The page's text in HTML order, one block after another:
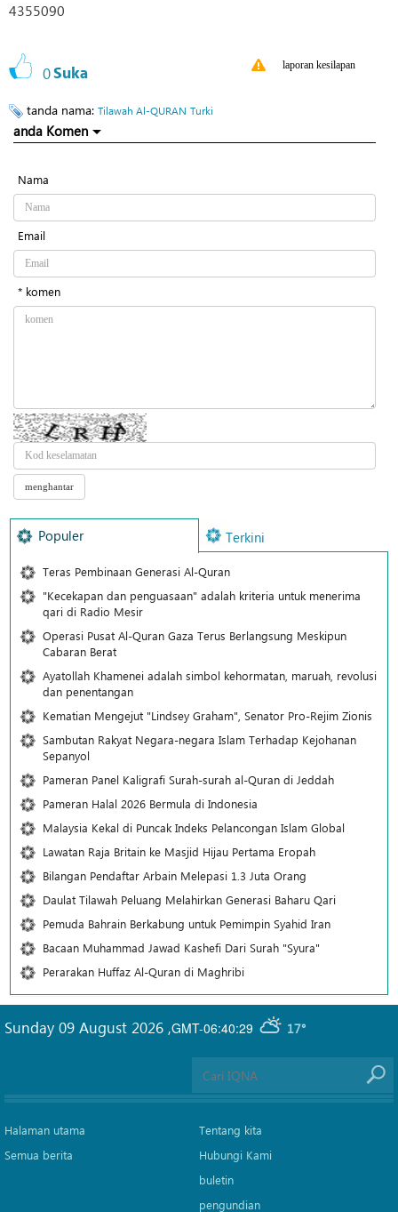
4355090
0Suka laporan kesilapan
tanda nama: Tilawah Al-QURAN Turki
anda Komen
Nama
Email
* komen
Populer Terkini
Teras Pembinaan Generasi Al-Quran
"Kecekapan dan penguasaan" adalah kriteria untuk menerima
qari di Radio Mesir
Operasi Pusat Al-Quran Gaza Terus Berlangsung Meskipun
Cabaran Berat
Ayatollah Khamenei adalah simbol kehormatan, maruah, revolusi
dan penentangan
Kematian Mengejut "Lindsey Graham", Senator Pro-Rejim Zionis
Sambutan Rakyat Negara-negara Islam Terhadap Kejohanan
Sepanyol
Pameran Panel Kaligrafi Surah-surah al-Quran di Jeddah
Pameran Halal 2026 Bermula di Indonesia
Malaysia Kekal di Puncak Indeks Pelancongan Islam Global
Lawatan Raja Britain ke Masjid Hijau Pertama Eropah
Bilangan Pendaftar Arbain Melepasi 1.3 Juta Orang
Daulat Tilawah Peluang Melahirkan Generasi Baharu Qari
Pemuda Bahrain Berkabung untuk Pemimpin Syahid Iran
Bacaan Muhammad Jawad Kashefi Dari Surah "Syura"
Perarakan Huffaz Al-Quran di Maghribi
GMT-06:40:29 17°
Sunday 09 August 2026 ,
Halaman utama
Semua berita
Tentang kita
Hubungi Kami
buletin
pengundian